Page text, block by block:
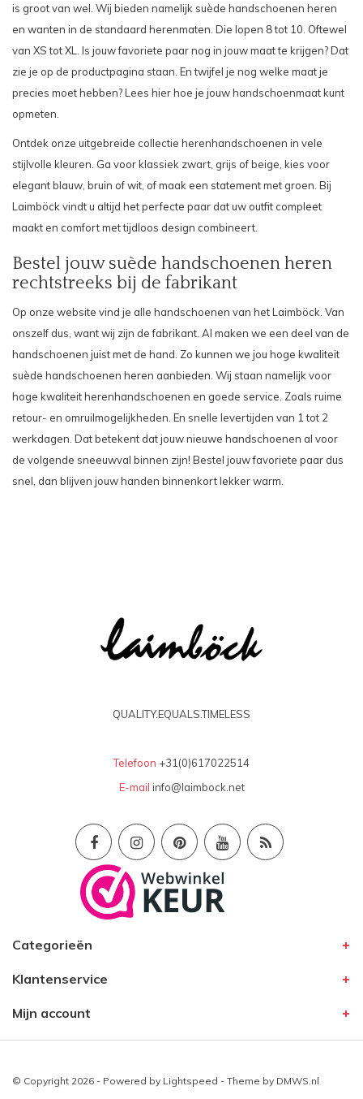
is groot van wel. Wij bieden namelijk suède handschoenen heren
en wanten in de standaard herenmaten. Die lopen 8 tot 10. Oftewel
van XS tot XL. Is jouw favoriete paar nog in jouw maat te krijgen? Dat
zie je op de productpagina staan. En twijfel je nog welke maat je
precies moet hebben? Lees hier hoe je jouwhandschoenmaat kunt
opmeten
Ontdek onze uitgebreide collectie herenhandschoenen in vele
stijlvolle kleuren. Ga voorklassiek zwart grijs ofbeige , kies voor
elegantblauw bruin ofwit , of maak een statement met groen. Bij
Laimböck vindt u altijd het perfecte paar dat uw outfit compleet
maakt en comfort met tijdloos design combineert.
Bestel jouw suède handschoenen heren
rechtstreeks bij de fabrikant
Op onze website vind je alle handschoenen van het Laimböck. Van
onszelf dus, want wij zijn de fabrikant. Al maken we een deel van de
handschoenen juist met de hand. Zo kunnen we jou hoge kwaliteit
suède handschoenen heren aanbieden. Wij staan namelijk voor
hoge kwaliteit herenhandschoenen en goede service. Zoals ruime
retour- en omruilmogelijkheden. En snelle levertijden van 1 tot 2
werkdagen. Dat betekent dat jouw nieuwe handschoenen al voor
de volgende sneeuwval binnen zijn! Bestel jouw favoriete paar dus
snel, dan blijven jouw handen binnenkort lekker warm.
QUALITY.EQUALS.TIMELESS
Telefoon +31(0)617022514
E-mail info@laimbock.net
Categorieën
Klantenservice
Mijn account
© Copyright 2026 - Powered by Lightspeed - Theme by DMWS.nl